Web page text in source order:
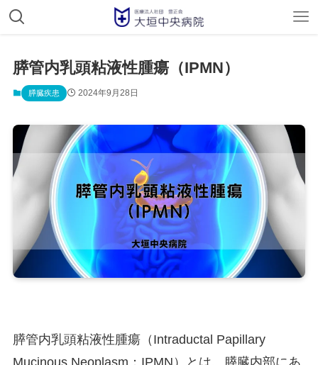
膵管内乳頭粘液性腫瘍（IPMN）
膵臓疾患 2024年9月28日
膵管内乳頭粘液性腫瘍（Intraductal Papillary